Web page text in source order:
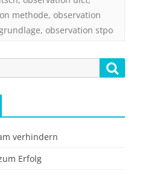
methode, observation
, observation stpo
verhindern
Erfolg